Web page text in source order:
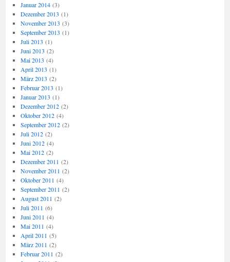
Januar 2014(3)
Dezember 2013 (1)
November 2013 (3)
September 2013 (1)
Juli 2013 (1)
Juni 2013 (2)
Mai 2013 (4)
April 2013 (1)
März 2013 (2)
Februar 2013 (1)
Januar 2013 (1)
Dezember 2012(2)
Oktober 2012(4)
September 2012(2)
Juli 2012(2)
Juni 2012(4)
Mai 2012(2)
Dezember 2011 (2)
November 2011 (2)
Oktober 2011 (4)
September 2011 (2)
August 2011 (2)
Juli 2011 (6)
Juni 2011 (4)
Mai 2011 (4)
April 2011 (5)
März 2011 (2)
Februar 2011 (2)